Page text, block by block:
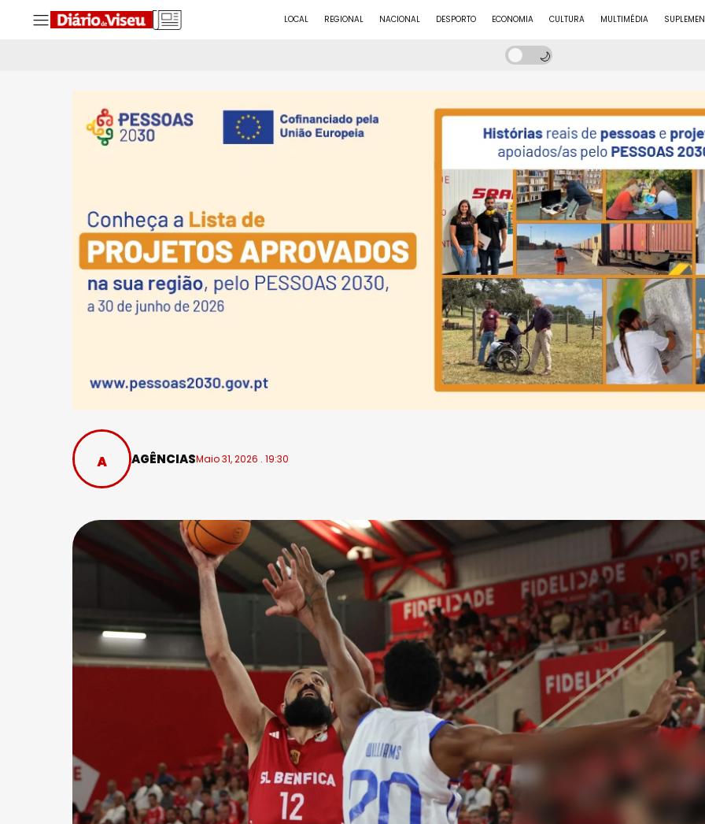
LOCAL REGIONAL NACIONAL DESPORTO ECONOMIA CULTURA MULTIMÉDIA
AGÊNCIASMaio 31, 2026 . 19:30
FALECEU PAULA ALMEIDA,
JOVEM ENFERMEIRA NO
HOSPITAL DE VISEU